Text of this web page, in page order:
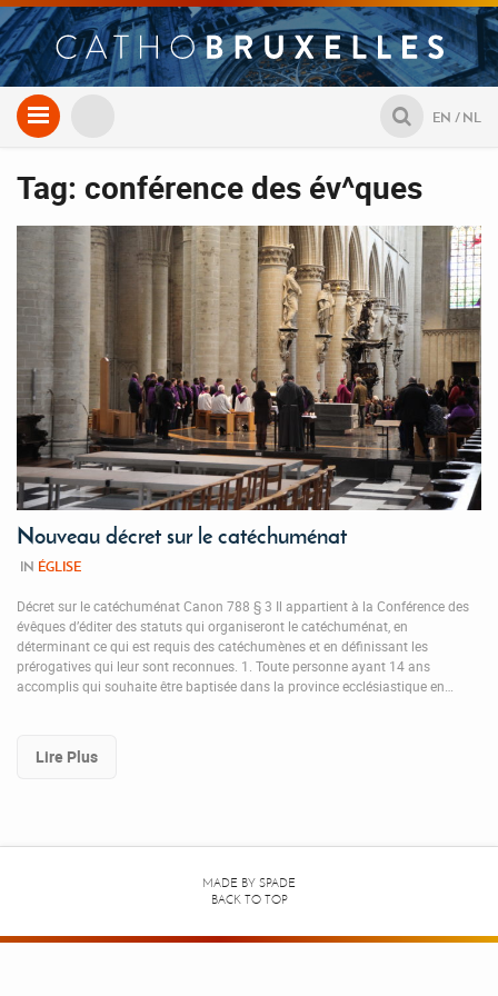
Aller
au
NL
EN
Tag: conférence des év^ques
Nouveau décret sur le catéchuménat
IN ÉGLISE
Décret sur le catéchuménat Canon 788 § 3 Il appartient à la Conférence des
évêques d’éditer des statuts qui organiseront le catéchuménat, en
déterminant ce qui est requis des catéchumènes et en définissant les
prérogatives qui leur sont reconnues. 1. Toute personne ayant 14 ans
accomplis qui souhaite être baptisée dans la province ecclésiastique en…
Lire Plus
MADE BY SPADE
BACK TO TOP